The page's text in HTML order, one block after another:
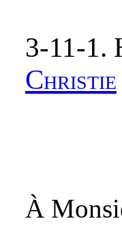
3-11-1.
Christie
À